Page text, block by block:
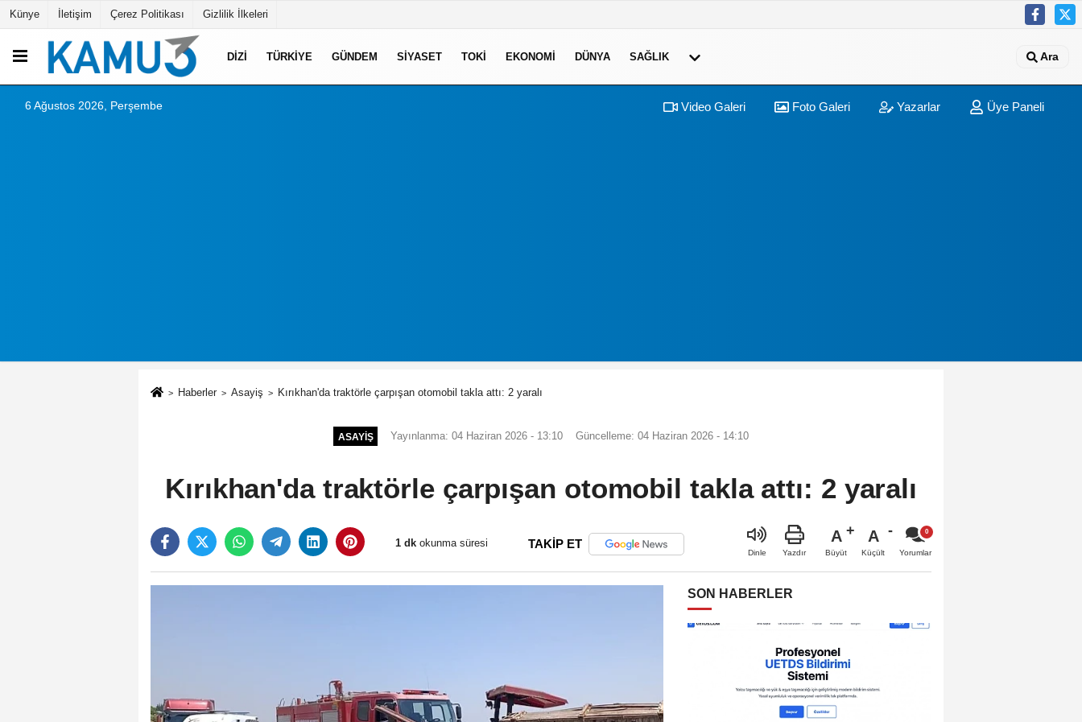
Künye İletişim Çerez Politikası Gizlilik İlkeleri
DIZI TÜRKIYE GÜNDEM SIYASET TOKI EKONOMI DÜNYA SAĞLIK Ara
6 Ağustos 2026, Perşembe Video Galeri Foto Galeri Yazarlar Üye Paneli
Haberler Asayiş Kırıkhan'da traktörle çarpışan otomobil takla attı: 2 yaralı
ASAYIŞ Yayınlanma: 04 Haziran 2026 - 13:10 Güncelleme: 04 Haziran 2026 - 14:10
Kırıkhan'da traktörle çarpışan otomobil takla attı: 2 yaralı
1 dk okunma süresi TAKİP ET
Dinle Yazdır
A
Büyüt
A
Küçült Yorumlar
SON HABERLER